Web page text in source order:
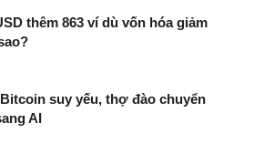
thêm 863 ví dù vốn hóa giảm
suy yếu, thợ đào chuyển
AI